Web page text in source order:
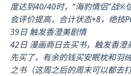
度达到40/40时，“海豹情侣”战※
会评价提高，合计状态+8，绝技
39日 触发香澄美剧情
42日 漫画商日去买书，触发香澄
先买了，有余的钱买安眠枕和羽
之书（这周之后的周末可以都去